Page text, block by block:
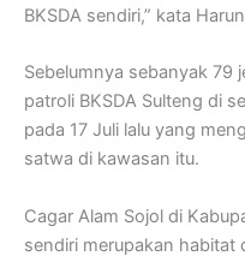
BKSDA sendiri,” kata
Sebelumnya sebanyak 79
patroli BKSDA Sulteng di
pada 17 Juli lalu yang
satwa di kawasan itu.
Cagar Alam Sojol di
sendiri merupakan habitat